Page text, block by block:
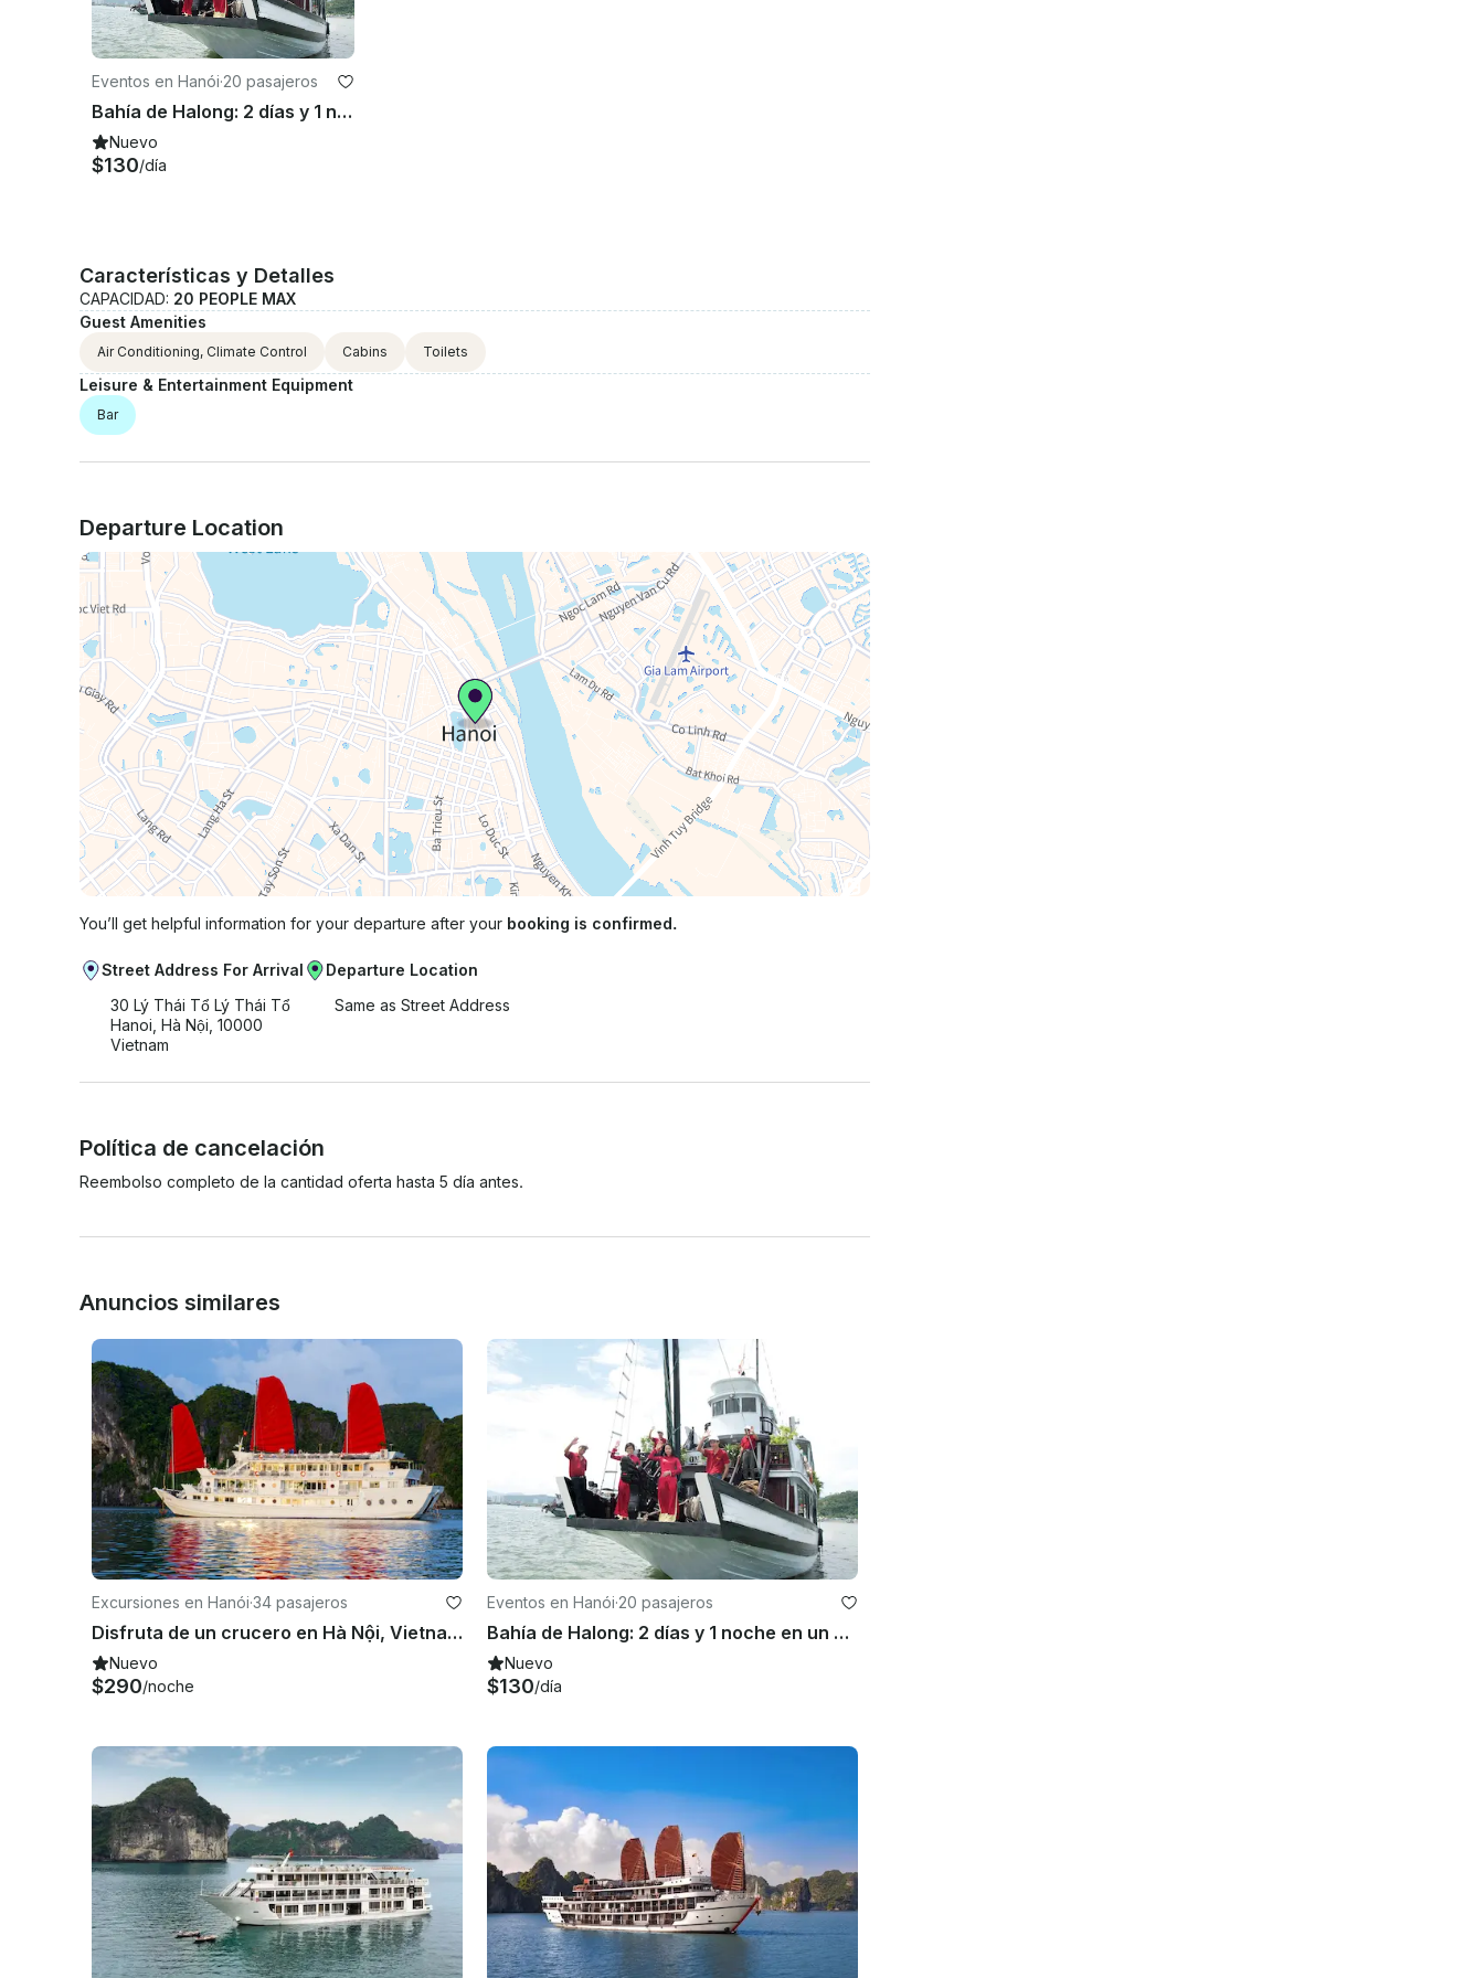
Eventos en Hanói·20 pasajeros
Bahía de Halong: 2 días y 1 noche en un crucero de 3 estrellas en Hanoi
Nuevo
$130/día
Características y Detalles
CAPACIDAD: 20 PEOPLE MAX
Guest Amenities
Air Conditioning, Climate Control Cabins Toilets
Leisure & Entertainment Equipment
Bar
Departure Location
You’ll get helpful information for your departure after your booking is confirmed.
Street Address For Arrival
30 Lý Thái Tổ Lý Thái Tổ
Hanoi, Hà Nội, 10000
Vietnam
Departure Location
Same as Street Address
Política de cancelación
Reembolso completo de la cantidad oferta hasta 5 día antes.
Anuncios similares
Excursiones en Hanói·34 pasajeros
Disfruta de un crucero en Hà Nội, Vietnam, en un barco de pasajeros
Nuevo
$290/noche
Eventos en Hanói·20 pasajeros
Bahía de Halong: 2 días y 1 noche en un crucero de 3 estrellas en Hanoi
Nuevo
$130/día